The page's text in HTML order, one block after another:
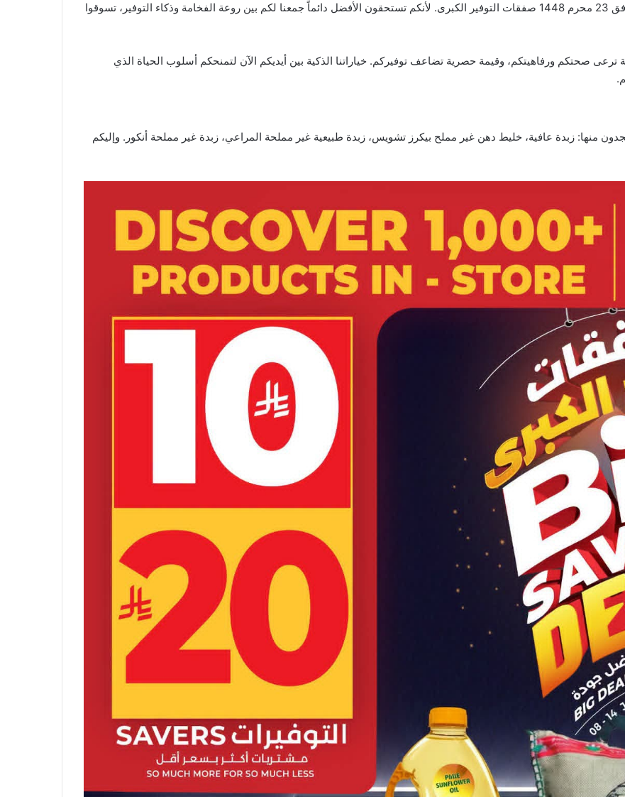
عروض لولو الدمام والخبر الأسبوعية 8 يوليو 2026 الموافق 23 محرم 1448 صفقات التوفير الكبرى. لأنكم تستحقون الأفضل دائماً جمعنا لكم بين روعة الفخامة وذكاء التوفير، تسوقوا
ترعى صحتكم ورفاهيتكم، وقيمة حصرية تضاعف توفيركم. خياراتنا الذكية بين أيديكم الآن لتمنحكم أسلوب الحياة الذي
منها: زبدة عافية، خليط دهن غير مملح بيكرز تشويس، زبدة طبيعية غير مملحة المراعي، زبدة غير مملحة أنكور. وإليكم